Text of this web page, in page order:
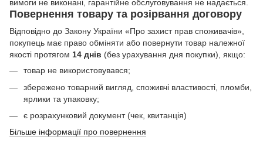
вимоги не виконані, гарантійне обслуговування не надається.
Повернення товару та розірвання договору
Відповідно до Закону України «Про захист прав споживачів»,
покупець має право обміняти або повернути товар належної
якості протягом 14 днів (без урахування дня покупки), якщо:
товар не використовувався;
збережено товарний вигляд, споживчі властивості, пломби,
ярлики та упаковку;
є розрахунковий документ (чек, квитанція)
Більше інформації про повернення